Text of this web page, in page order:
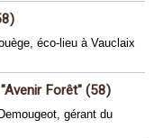
éco-lieu à Vauclaix
Forêt" (58)
gérant du